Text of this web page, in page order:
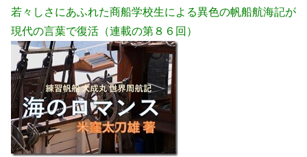
若々しさにあふれた商船学校生による異色の帆船航海記が
現代の言葉で復活（連載の第８６回）